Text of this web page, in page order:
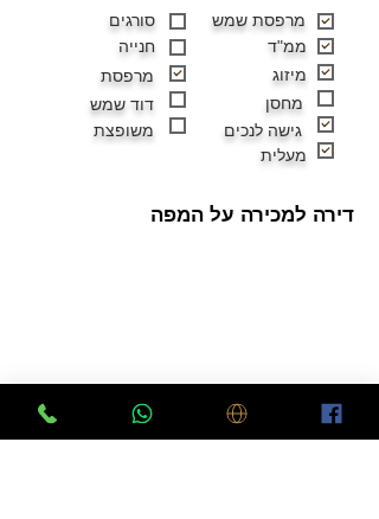
סורגים
חנייה
מרפסת
דוד שמש
משופצת
מרפסת שמש
ממ"ד
מיזוג
מחסן
גישה לנכים
מעלית
דירה למכירה על המפה